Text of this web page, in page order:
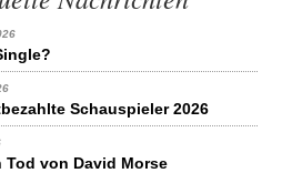
Schauspieler 2026
Tod von David Morse